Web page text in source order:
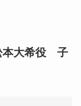
本大希役 子